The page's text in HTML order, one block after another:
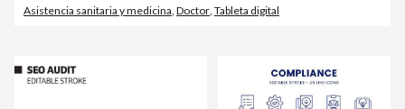
Asistencia sanitaria y medicina, Doctor, Tableta digital